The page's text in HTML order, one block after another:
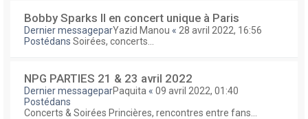
Bobby Sparks II en concert unique à Paris
Dernier messageparYazid Manou « 28 avril 2022, 16:56
Postédans Soirées, concerts...
NPG PARTIES 21 & 23 avril 2022
Dernier messageparPaquita « 09 avril 2022, 01:40
Postédans
Concerts & Soirées Princières, rencontres entre fans...